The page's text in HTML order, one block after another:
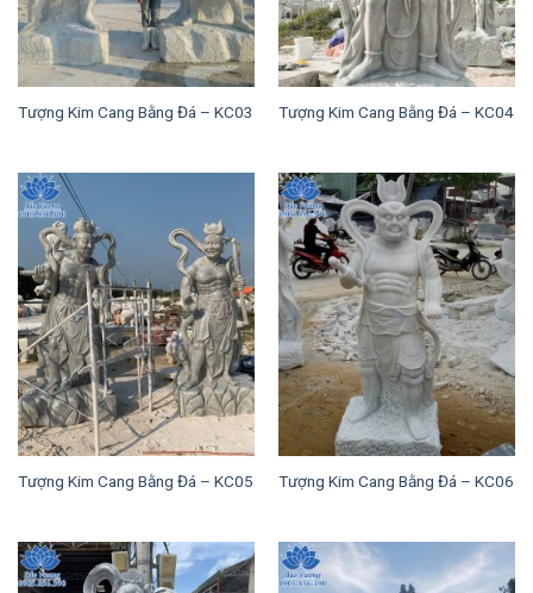
Tượng Kim Cang Bằng Đá – KC03 Tượng Kim Cang Bằng Đá – KC04
Tượng Kim Cang Bằng Đá – KC05 Tượng Kim Cang Bằng Đá – KC06